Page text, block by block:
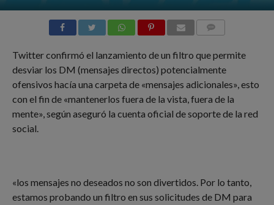
Twitter confirmó el lanzamiento de un filtro que permite
desviar los DM (mensajes directos) potencialmente
ofensivos hacía una carpeta de «mensajes adicionales», esto
con el fin de «mantenerlos fuera de la vista, fuera de la
mente», según aseguró la cuenta oficial de soporte de la red
social.
«los mensajes no deseados no son divertidos. Por lo tanto,
estamos probando un filtro en sus solicitudes de DM para